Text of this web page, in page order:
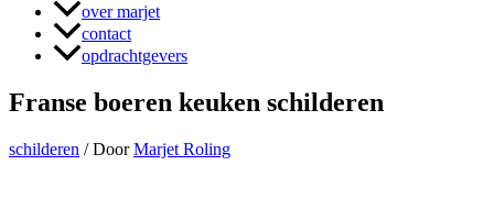
over marjet
contact
opdrachtgevers
Franse boeren keuken schilderen
schilderen / DoorMarjet Roling